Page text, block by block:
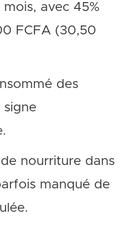
avec 45%
FCFA (30,50
des
signe
nourriture dans
manqué de